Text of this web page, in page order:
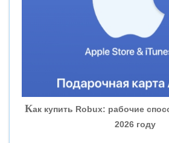
«БАНК ГЛОБЭКС»
«СОВКОМБАНК»
Как купить Robux: рабочие
2026 году